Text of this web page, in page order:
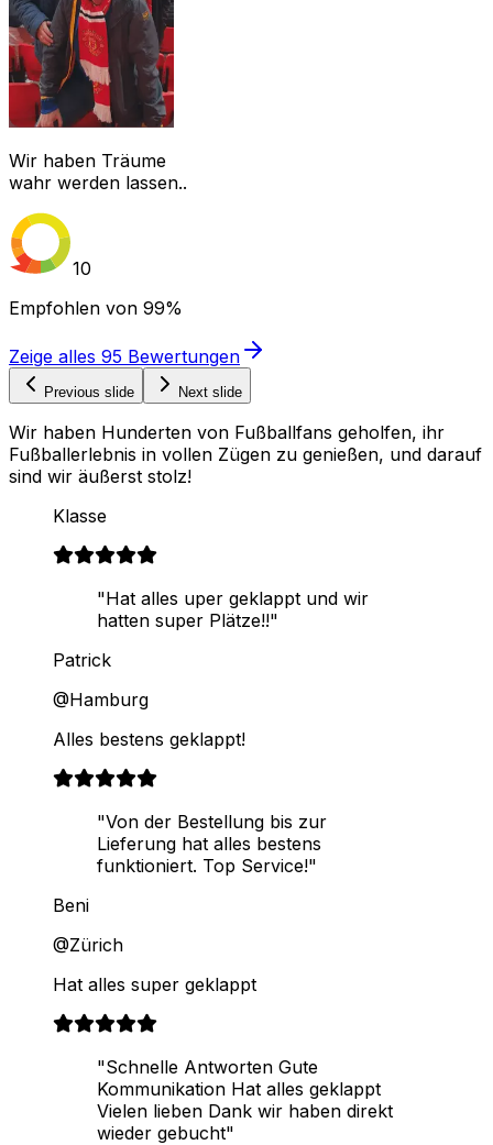
Wir haben Träume
wahr werden lassen..
10
Empfohlen von 99%
Zeige alles 95 Bewertungen
Previous slide Next slide
Wir haben Hunderten von Fußballfans geholfen, ihr
Fußballerlebnis in vollen Zügen zu genießen, und darauf
sind wir äußerst stolz!
Klasse
"Hat alles uper geklappt und wir
hatten super Plätze!!"
Patrick
@Hamburg
Alles bestens geklappt!
"Von der Bestellung bis zur
Lieferung hat alles bestens
funktioniert. Top Service!"
Beni
@Zürich
Hat alles super geklappt
"Schnelle Antworten Gute
Kommunikation Hat alles geklappt
Vielen lieben Dank wir haben direkt
wieder gebucht"